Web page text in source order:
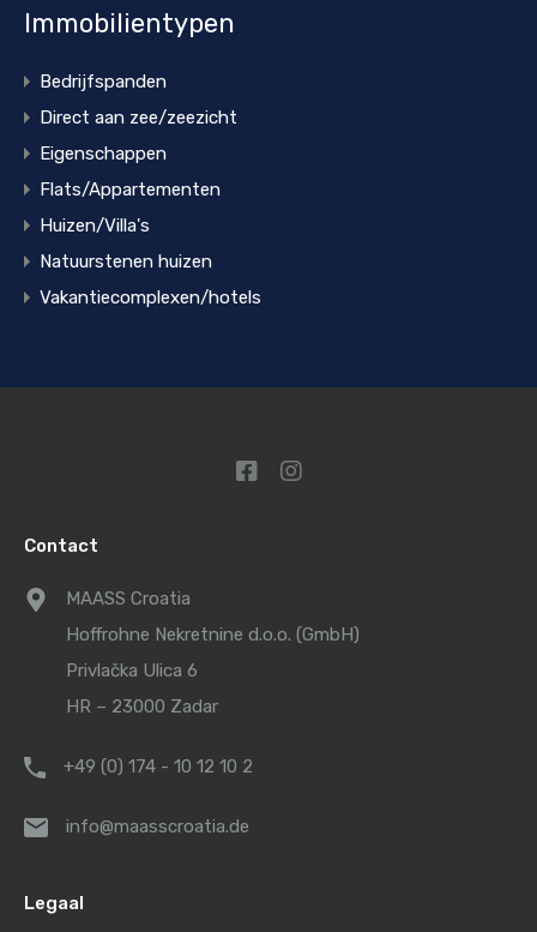
Immobilientypen
Bedrijfspanden
Direct aan zee/zeezicht
Eigenschappen
Flats/Appartementen
Huizen/Villa's
Natuurstenen huizen
Vakantiecomplexen/hotels
Contact
MAASS Croatia
Hoffrohne Nekretnine d.o.o. (GmbH)
Privlačka Ulica 6
HR – 23000 Zadar
+49 (0) 174 - 10 12 10 2
info@maasscroatia.de
Legaal